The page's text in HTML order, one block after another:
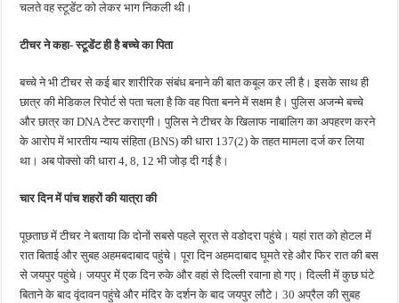
चलते वह स्टूडेंट को लेकर भाग निकली थी।
टीचर ने कहा- स्टूडेंट ही है बच्चे का पिता
बच्चे ने भी टीचर से कई बार शारीरिक संबंध बनाने की बात कबूल कर ली है। इसके साथ ही
छात्र की मेडिकल रिपोर्ट से पता चला है कि वह पिता बनने में सक्षम है। पुलिस अजन्मे बच्चे
और छात्र का DNA टेस्ट कराएगी। पुलिस ने टीचर के खिलाफ नाबालिग का अपहरण करने
के आरोप में भारतीय न्याय संहिता (BNS) की धारा 137(2) के तहत मामला दर्ज कर लिया
था। अब पोक्सो की धारा 4, 8, 12 भी जोड़ दी गई है।
चार दिन में पांच शहरों की यात्रा की
पूछताछ में टीचर ने बताया कि दोनों सबसे पहले सूरत से वडोदरा पहुंचे। यहां रात को होटल में
रात बिताई और सुबह अहमबदाबाद पहुंचे। पूरा दिन अहमदाबाद घूमते रहे और फिर रात की बस
से जयपुर पहुंचे। जयपुर में एक दिन रुके और वहां से दिल्ली रवाना हो गए। दिल्ली में कुछ घंटे
बिताने के बाद वृंदावन पहुंचे और मंदिर के दर्शन के बाद जयपुर लौटे। 30 अप्रैल की सुबह